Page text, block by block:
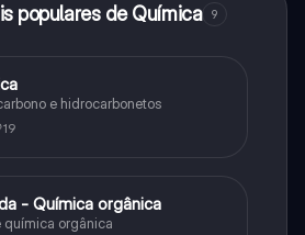
populares de Química 9
e hidrocarbonetos
19
- Química orgânica
química orgânica